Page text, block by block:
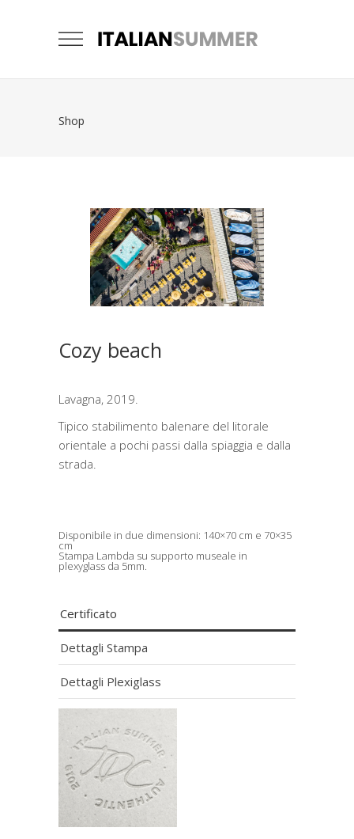
Shop
Cozy beach
Lavagna, 2019.
Tipico stabilimento balenare del litorale
orientale a pochi passi dalla spiaggia e dalla
strada.
Disponibile in due dimensioni: 140×70 cm e 70×35
cm
Stampa Lambda su supporto museale in
plexyglass da 5mm.
Certificato
Dettagli Stampa
Dettagli Plexiglass